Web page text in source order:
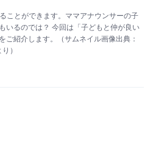
ことができます。ママアナウンサーの子
いるのでは？ 今回は「子どもと仲が良い
ご紹介します。（サムネイル画像出典：
）